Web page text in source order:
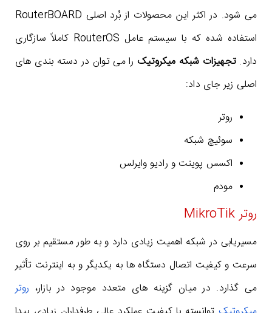
می شود. در اکثر این محصولات از بُرد اصلی RouterBOARD
استفاده شده که با سیستم عامل RouterOS کاملاً سازگاری
دارد.تجهیزات شبکه میکروتیکرا می توان در دسته بندی های
اصلی زیر جای داد:
روتر
سوئیچ شبکه
اکسس پوینت و رادیو وایرلس
مودم
روتر MikroTik
مسیریابی در شبکه اهمیت زیادی دارد و به طور مستقیم بر روی
سرعت و کیفیت اتصال دستگاه ها به یکدیگر و به اینترنت تأثیر
می گذارد. در میان گزینه های متعدد موجود در بازار، روتر